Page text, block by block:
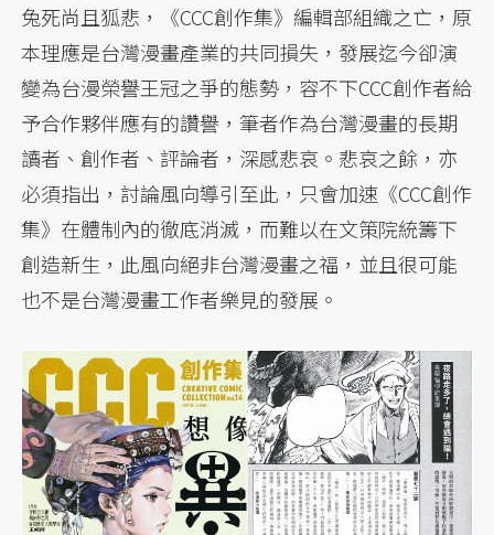
兔死尚且狐悲，《CCC創作集》編輯部組織之亡，原
本理應是台灣漫畫產業的共同損失，發展迄今卻演
變為台漫榮譽王冠之爭的態勢，容不下CCC創作者給
予合作夥伴應有的讚譽，筆者作為台灣漫畫的長期
讀者、創作者、評論者，深感悲哀。悲哀之餘，亦
必須指出，討論風向導引至此，只會加速《CCC創作
集》在體制內的徹底消滅，而難以在文策院統籌下
創造新生，此風向絕非台灣漫畫之福，並且很可能
也不是台灣漫畫工作者樂見的發展。